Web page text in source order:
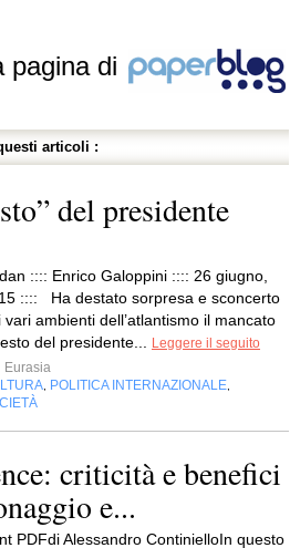
pagina di
articoli :
del presidente
:::: Enrico Galoppini :::: 26 giugno,
:::: Ha destato sorpresa e sconcerto
vari ambienti dell’atlantismo il mancato
del presidente...
Leggere il seguito
Eurasia
POLITICA INTERNAZIONALE
criticità e benefici
e...
PDFdi Alessandro ContinielloIn questo